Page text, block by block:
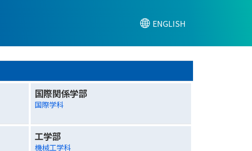
ENGLISH
国際関係学部
国際学科
工学部
機械工学科